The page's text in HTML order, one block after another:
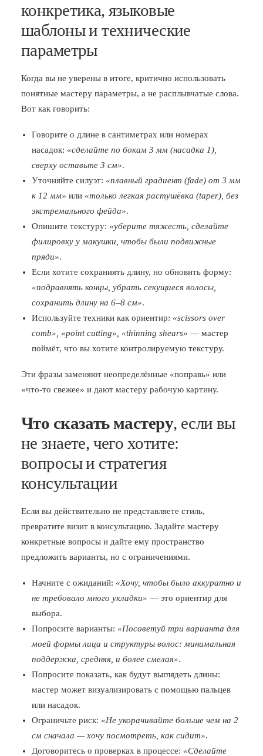
конкретика, языковые
шаблоны и технические
параметры
Когда вы не уверены в итоге, критично использовать
понятные мастеру параметры, а не расплывчатые слова.
Вот как говорить:
Говорите о длине в сантиметрах или номерах
насадок: «сделайте по бокам 3 мм (насадка 1),
сверху оставьте 3 см».
Уточняйте силуэт: «плавный градиент (fade) от 3 мм
к 12 мм» или «только легкая растушёвка (taper), без
экстремального фейда».
Опишите текстуру: «уберите тяжесть, сделайте
филировку у макушки, чтобы были подвижные
пряди».
Если хотите сохраниять длину, но обновить форму:
«подравнять концы, убрать секущиеся волосы,
сохранить длину на 6–8 см».
Используйте техники как ориентир: «scissors over
comb», «point cutting», «thinning shears» — мастер
поймёт, что вы хотите контролируемую текстуру.
Эти фразы заменяют неопределённые «поправь» или
«что-то свежее» и дают мастеру рабочую картину.
Что сказать мастеру, если вы
не знаете, чего хотите:
вопросы и стратегия
консультации
Если вы действительно не представляете стиль,
превратите визит в консультацию. Задайте мастеру
конкретные вопросы и дайте ему пространство
предложить варианты, но с ограничениями.
Начните с ожиданий: «Хочу, чтобы было аккуратно и
не требовало много укладки» — это ориентир для
выбора.
Попросите варианты: «Посоветуй три варианта для
моей формы лица и структуры волос: минимальная
поддержка, средняя, и более смелая».
Попросите показать, как будут выглядеть длины:
мастер может визуализировать с помощью пальцев
или насадок.
Ограничьте риск: «Не укорачивайте больше чем на 2
см сначала — хочу посмотреть, как сидит».
Договоритесь о проверках в процессе: «Сделайте